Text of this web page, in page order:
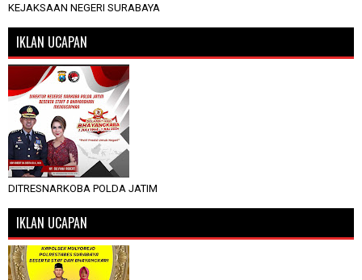
KEJAKSAAN NEGERI SURABAYA
IKLAN UCAPAN
DITRESNARKOBA POLDA JATIM
IKLAN UCAPAN